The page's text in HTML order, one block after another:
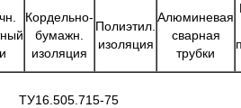
Кордельно-
бумажн.
изоляция
Полиэтил.
изоляция
Алюминевая
сварная
трубки
ТУ16.505.715-75